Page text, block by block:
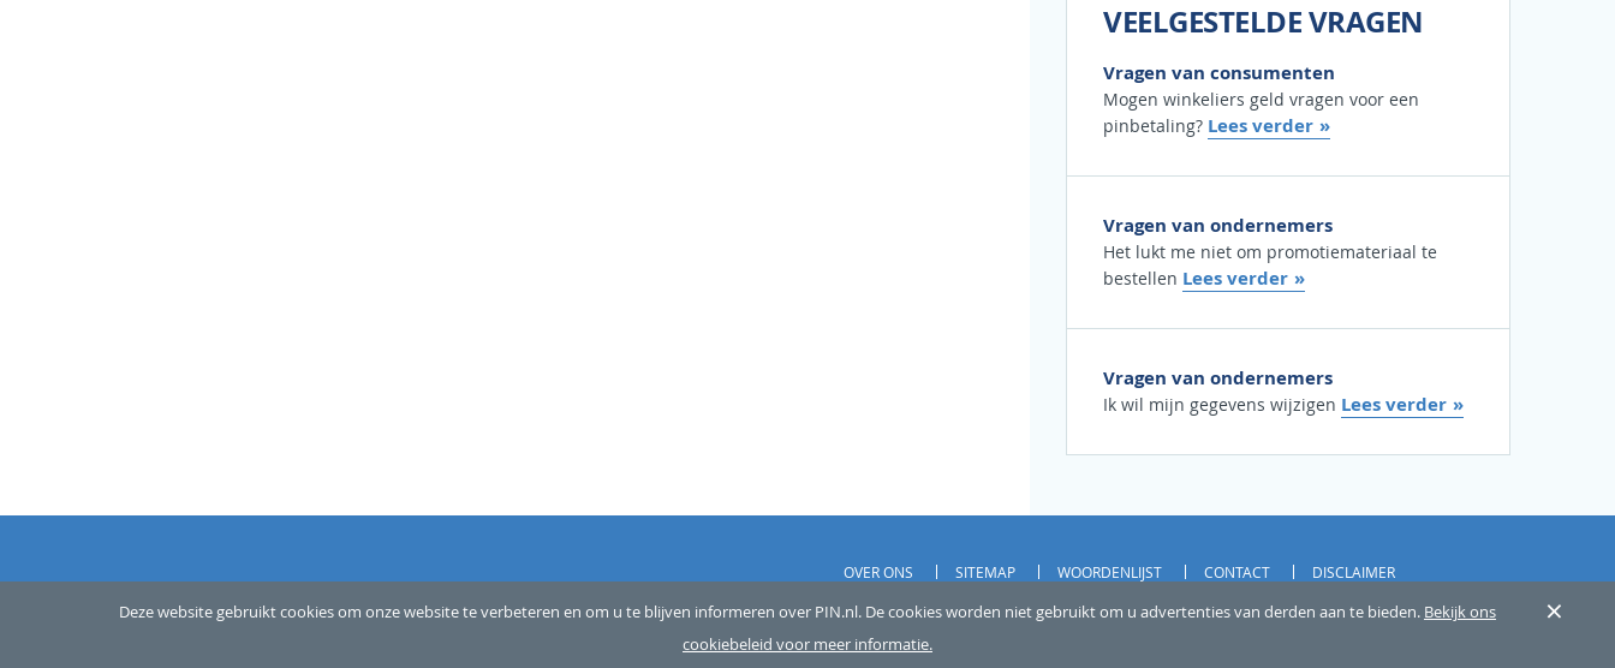
VEELGESTELDE VRAGEN
Vragen van consumenten
Mogen winkeliers geld vragen voor een
pinbetaling? Lees verder
Vragen van ondernemers
Het lukt me niet om promotiemateriaal te
bestellen Lees verder
Vragen van ondernemers
Ik wil mijn gegevens wijzigen Lees verder
Copyright © 2026 Betaalvereniging Nederland, alle rechten voorbehouden
OVER ONS SITEMAP WOORDENLIJST CONTACT DISCLAIMER
PRIVACY
Deze website gebruikt cookies om onze website te verbeteren en om u te blijven informeren over PIN.nl. De cookies worden niet gebruikt om u advertenties van derden aan te bieden. Bekijk ons
cookiebeleid voor meer informatie.
×